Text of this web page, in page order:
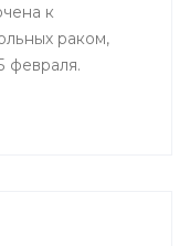
к
раком,
февраля.